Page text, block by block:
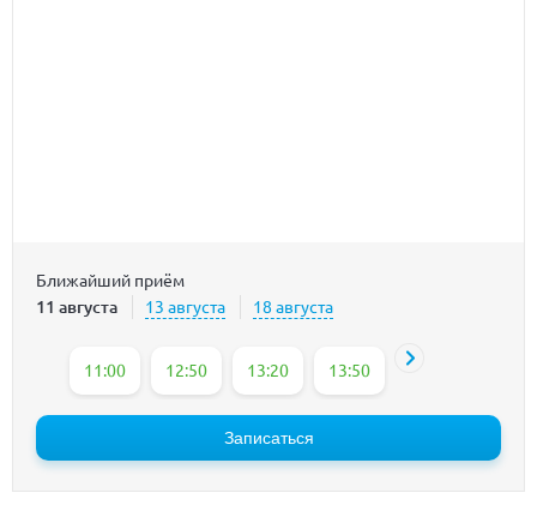
Ближайший приём
11 августа 13 августа 18 августа
11:00 12:50 13:20 13:50 14:20
Записаться